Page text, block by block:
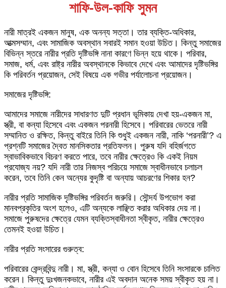
শাফি-উল-কাফি সুমন
নারী মাত্রই একজন মানুষ, এক অনন্য সত্তা। তার ব্যক্তি-অধিকার,
আত্মসম্মান, এবং সামাজিক অবস্থান সবারই সমান হওয়া উচিত। কিন্তু সমাজের
বিভিন্ন স্তরে নারীর প্রতি দৃষ্টিভঙ্গি নানা কারণে ভিন্ন হয়ে থাকে। পরিবার,
সমাজ, ধর্ম, এবং রাষ্ট্র নারীর অবস্থানকে কিভাবে দেখে এবং আমাদের দৃষ্টিভঙ্গির
কি পরিবর্তন প্রয়োজন, সেই বিষয়ে এক গভীর পর্যালোচনা প্রয়োজন।
সমাজের দৃষ্টিভঙ্গি:
আমাদের সমাজে নারীদের সাধারণত দুটি প্রধান ভূমিকায় দেখা হয়-একজন মা,
স্ত্রী, বা কন্যা হিসেবে এবং একজন পরনারী হিসেবে। পরিবারের ভেতরে নারী
সম্মানিত ও রক্ষিত, কিন্তু বাইরে তিনি কি শুধুই একজন নারী, নাকি ‘পরনারী’? এ
প্রশ্নটি সমাজের দ্বৈত মানসিকতার প্রতিফলন। পুরুষ যদি বহির্জগতে
স্বাভাবিকভাবে বিচরণ করতে পারে, তবে নারীর ক্ষেত্রেও কি একই নিয়ম
প্রযোজ্য নয়? যদি নারী তার নিজস্ব পরিচয়ে সমাজে স্বাধীনভাবে চলাচল
করেন, তবে তিনি কেন অন্যের কুদৃষ্টি বা অন্যায় আচরণের শিকার হন?
নারীর প্রতি সামাজিক দৃষ্টিভঙ্গির পরিবর্তন জরুরি। সৌন্দর্য উপভোগ করা
মানবপ্রকৃতির অংশ হলেও, এটি অন্যকে লাঞ্ছিত করার অধিকার দেয় না।
সমাজে পুরুষদের ক্ষেত্রে যেমন ব্যক্তিস্বাধীনতা স্বীকৃত, নারীর ক্ষেত্রেও
তেমনই হওয়া উচিত।
নারীর প্রতি সংসারের গুরুত্ব:
পরিবারের কেন্দ্রবিন্দু নারী। মা, স্ত্রী, কন্যা ও বোন হিসেবে তিনি সংসারকে চালিত
করেন। কিন্তু দুঃখজনকভাবে, নারীর এই অবদান অনেক সময় স্বীকৃত হয় না।